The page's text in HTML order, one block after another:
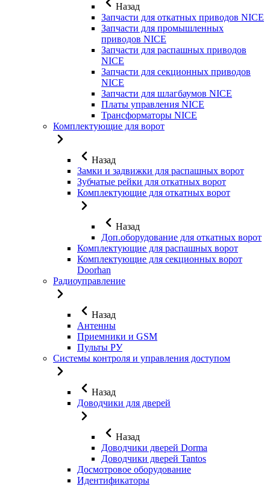
Назад
Запчасти для откатных приводов NICE
Запчасти для промышленных
приводов NICE
Запчасти для распашных приводов
NICE
Запчасти для секционных приводов
NICE
Запчасти для шлагбаумов NICE
Платы управления NICE
Трансформаторы NICE
Комплектующие для ворот
Назад
Замки и задвижки для распашных ворот
Зубчатые рейки для откатных ворот
Комплектующие для откатных ворот
Назад
Доп.оборудование для откатных ворот
Комплектующие для распашных ворот
Комплектующие для секционных ворот
Doorhan
Радиоуправление
Назад
Антенны
Приемники и GSM
Пульты РУ
Системы контроля и управления доступом
Назад
Доводчики для дверей
Назад
Доводчики дверей Dorma
Доводчики дверей Tantos
Досмотровое оборудование
Идентификаторы